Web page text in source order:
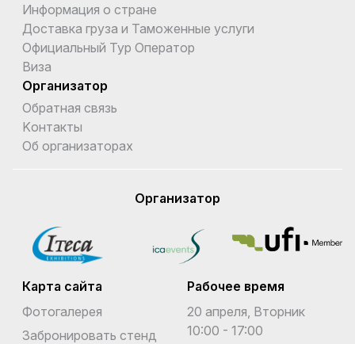
Информация о стране
Доставка груза и Таможенные услуги
Официальный Тур Оператор
Виза
Организатор
Обратная связь
Kонтакты
Об организаторах
Организатор
Карта сайта
Фотогалерея
Забронировать стенд
Рабочее время
20 апреля, Вторник
10:00 - 17:00